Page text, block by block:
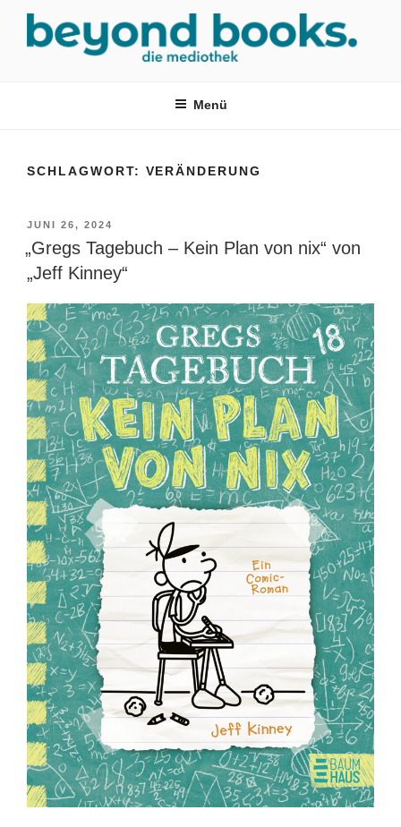
springen
Menü
SCHLAGWORT: VERÄNDERUNG
VERÖFFENTLICHT
AM
JUNI 26, 2024
„Gregs Tagebuch – Kein Plan von nix“ von
„Jeff Kinney“